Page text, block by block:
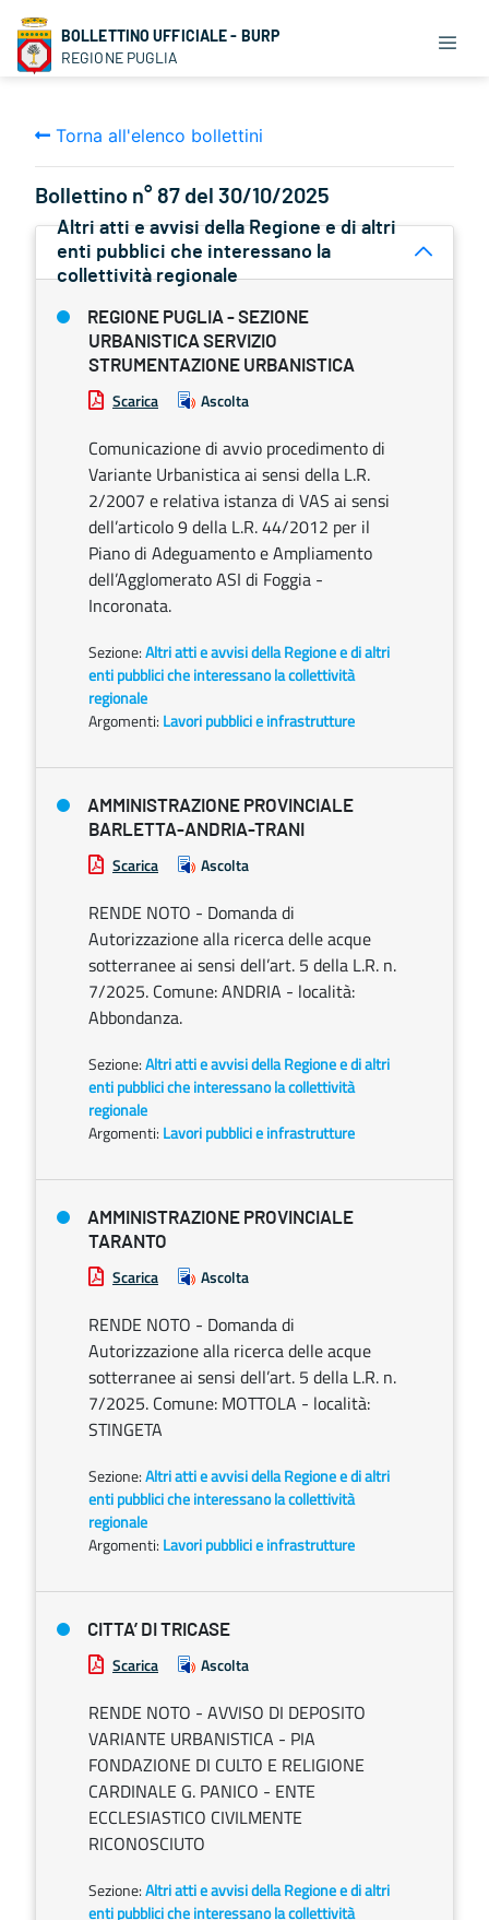
BOLLETTINO UFFICIALE - BURP
REGIONE PUGLIA
Torna all'elenco bollettini
Bollettino n° 87 del 30/10/2025
Altri atti e avvisi della Regione e di altri
enti pubblici che interessano la
collettività regionale
REGIONE PUGLIA - SEZIONE
URBANISTICA SERVIZIO
STRUMENTAZIONE URBANISTICA
Scarica Ascolta
Comunicazione di avvio procedimento di
Variante Urbanistica ai sensi della L.R.
2/2007 e relativa istanza di VAS ai sensi
dell’articolo 9 della L.R. 44/2012 per il
Piano di Adeguamento e Ampliamento
dell’Agglomerato ASI di Foggia -
Incoronata.
Sezione:Altri atti e avvisi della Regione e di altri
enti pubblici che interessano la collettività
regionale
Argomenti: Lavori pubblici e infrastrutture
AMMINISTRAZIONE PROVINCIALE
BARLETTA-ANDRIA-TRANI
Scarica Ascolta
RENDE NOTO - Domanda di
Autorizzazione alla ricerca delle acque
sotterranee ai sensi dell’art. 5 della L.R. n.
7/2025. Comune: ANDRIA - località:
Abbondanza.
Sezione:Altri atti e avvisi della Regione e di altri
enti pubblici che interessano la collettività
regionale
Argomenti: Lavori pubblici e infrastrutture
AMMINISTRAZIONE PROVINCIALE
TARANTO
Scarica Ascolta
RENDE NOTO - Domanda di
Autorizzazione alla ricerca delle acque
sotterranee ai sensi dell’art. 5 della L.R. n.
7/2025. Comune: MOTTOLA - località:
STINGETA
Sezione:Altri atti e avvisi della Regione e di altri
enti pubblici che interessano la collettività
regionale
Argomenti: Lavori pubblici e infrastrutture
CITTA’ DI TRICASE
Scarica Ascolta
RENDE NOTO - AVVISO DI DEPOSITO
VARIANTE URBANISTICA - PIA
FONDAZIONE DI CULTO E RELIGIONE
CARDINALE G. PANICO - ENTE
ECCLESIASTICO CIVILMENTE
RICONOSCIUTO
Sezione:Altri atti e avvisi della Regione e di altri
enti pubblici che interessano la collettività